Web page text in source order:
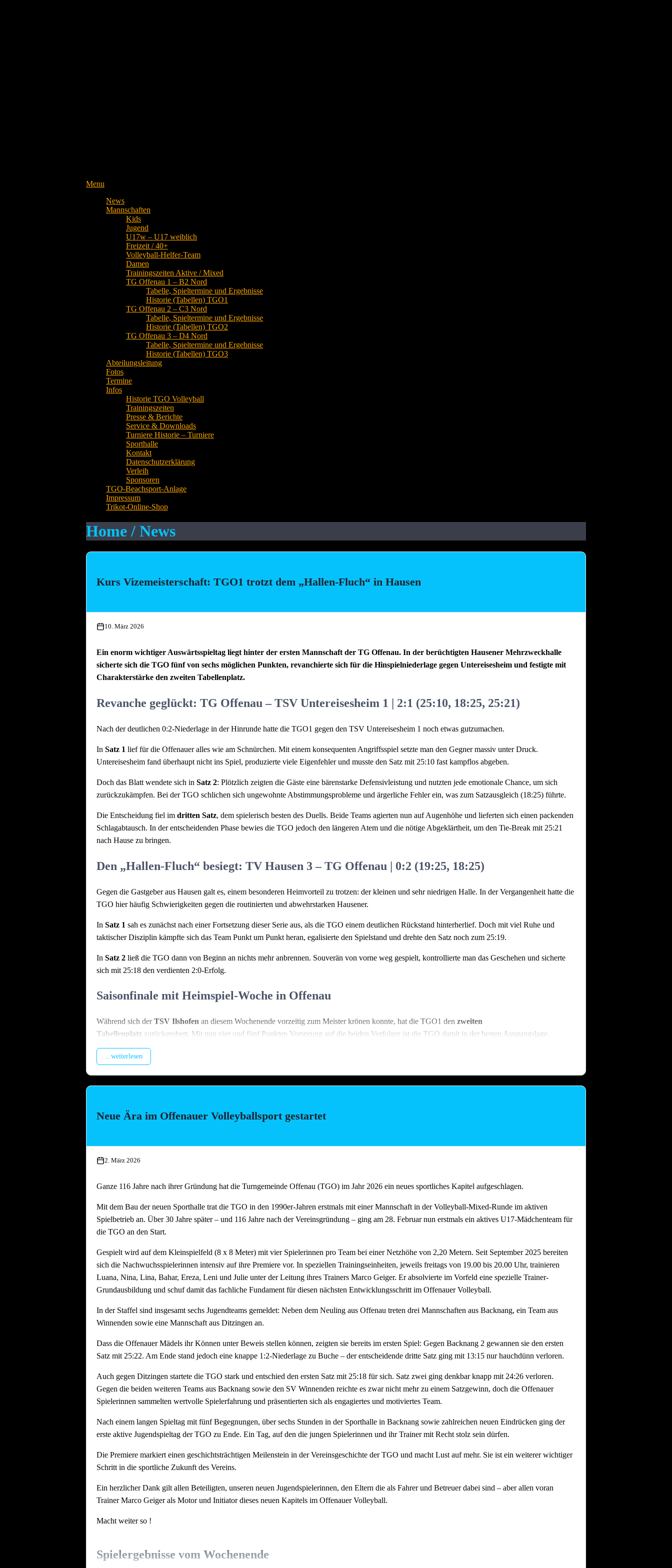
Menu
News
Mannschaften
Kids
Jugend
U17w – U17 weiblich
Freizeit / 40+
Volleyball-Helfer-Team
Damen
Trainingszeiten Aktive / Mixed
TG Offenau 1 – B2 Nord
Tabelle, Spieltermine und Ergebnisse
Historie (Tabellen) TGO1
TG Offenau 2 – C3 Nord
Tabelle, Spieltermine und Ergebnisse
Historie (Tabellen) TGO2
TG Offenau 3 – D4 Nord
Tabelle, Spieltermine und Ergebnisse
Historie (Tabellen) TGO3
Abteilungsleitung
Fotos
Termine
Infos
Historie TGO Volleyball
Trainingszeiten
Presse & Berichte
Service & Downloads
Turniere Historie – Turniere
Sporthalle
Kontakt
Datenschutzerklärung
Verleih
Sponsoren
TGO-Beachsport-Anlage
Impressum
Trikot-Online-Shop
Home / News
Kurs Vizemeisterschaft: TGO1 trotzt dem „Hallen-Fluch“ in Hausen
10. März 2026
Ein enorm wichtiger Auswärtsspieltag liegt hinter der ersten Mannschaft der TG Offenau. In der berüchtigten Hausener Mehrzweckhalle
sicherte sich die TGO fünf von sechs möglichen Punkten, revanchierte sich für die Hinspielniederlage gegen Untereisesheim und festigte mit
Charakterstärke den zweiten Tabellenplatz.
Revanche geglückt: TG Offenau – TSV Untereisesheim 1 | 2:1 (25:10, 18:25, 25:21)
Nach der deutlichen 0:2-Niederlage in der Hinrunde hatte die TGO1 gegen den TSV Untereisesheim 1 noch etwas gutzumachen.
In Satz 1 lief für die Offenauer alles wie am Schnürchen. Mit einem konsequenten Angriffsspiel setzte man den Gegner massiv unter Druck.
Untereisesheim fand überhaupt nicht ins Spiel, produzierte viele Eigenfehler und musste den Satz mit 25:10 fast kampflos abgeben.
Doch das Blatt wendete sich in Satz 2: Plötzlich zeigten die Gäste eine bärenstarke Defensivleistung und nutzten jede emotionale Chance, um sich
zurückzukämpfen. Bei der TGO schlichen sich ungewohnte Abstimmungsprobleme und ärgerliche Fehler ein, was zum Satzausgleich (18:25) führte.
Die Entscheidung fiel im dritten Satz, dem spielerisch besten des Duells. Beide Teams agierten nun auf Augenhöhe und lieferten sich einen packenden
Schlagabtausch. In der entscheidenden Phase bewies die TGO jedoch den längeren Atem und die nötige Abgeklärtheit, um den Tie-Break mit 25:21
nach Hause zu bringen.
Den „Hallen-Fluch“ besiegt: TV Hausen 3 – TG Offenau | 0:2 (19:25, 18:25)
Gegen die Gastgeber aus Hausen galt es, einem besonderen Heimvorteil zu trotzen: der kleinen und sehr niedrigen Halle. In der Vergangenheit hatte die
TGO hier häufig Schwierigkeiten gegen die routinierten und abwehrstarken Hausener.
In Satz 1 sah es zunächst nach einer Fortsetzung dieser Serie aus, als die TGO einem deutlichen Rückstand hinterherlief. Doch mit viel Ruhe und
taktischer Disziplin kämpfte sich das Team Punkt um Punkt heran, egalisierte den Spielstand und drehte den Satz noch zum 25:19.
In Satz 2 ließ die TGO dann von Beginn an nichts mehr anbrennen. Souverän von vorne weg gespielt, kontrollierte man das Geschehen und sicherte
sich mit 25:18 den verdienten 2:0-Erfolg.
Saisonfinale mit Heimspiel-Woche in Offenau
Während sich derTSV Ilshofen an diesem Wochenende vorzeitig zum Meister krönen konnte, hat die TGO1 den zweiten
Tabellenplatz zurückerobert. Mit nun vier und fünf Punkten Vorsprung auf die beiden Verfolger ist die TGO damit in der besten Ausgangslage.
Der letzte Spieltag verspricht aber nochmal pure Spannung: Am
frischgebackenen Meister aus Ilshofen als auch den direkten Verfolger Lehrensteinsfeld im Kampf um die Vizemeisterschaft.
Doch auch bei den anderen Mannschaften ist noch einiges drin:
Chance, sich mit einem starken Abschluss noch auf den4. Tabellenplatz
klar: Den3. Platzerobern und die Saison auf dem Podium beenden!
amFreitag, den 13.03. um 20:30 Uhr, dieSG Weissach im Tal.
Die Gäste sind ein absolutes Top-Team im Mixed-Volleyball: Achter bei den Süddeutschen Meisterschaften, Vize-Württembergischer Meister und
abzuverlangen.
Kommt vorbei und unterstützt unsere Teams in dieser entscheidenden Saisonphase! Der Eintritt zu allen Heimspielen ist frei.
...weiterlesen
Neue Ära im Offenauer Volleyballsport gestartet
2. März 2026
Ganze 116 Jahre nach ihrer Gründung hat die Turngemeinde Offenau (TGO) im Jahr 2026 ein neues sportliches Kapitel aufgeschlagen.
Mit dem Bau der neuen Sporthalle trat die TGO in den 1990er-Jahren erstmals mit einer Mannschaft in der Volleyball-Mixed-Runde im aktiven
Spielbetrieb an. Über 30 Jahre später – und 116 Jahre nach der Vereinsgründung – ging am 28. Februar nun erstmals ein aktives U17-Mädchenteam für
die TGO an den Start.
Gespielt wird auf dem Kleinspielfeld (8 x 8 Meter) mit vier Spielerinnen pro Team bei einer Netzhöhe von 2,20 Metern. Seit September 2025 bereiten
sich die Nachwuchsspielerinnen intensiv auf ihre Premiere vor. In speziellen Trainingseinheiten, jeweils freitags von 19.00 bis 20.00 Uhr, trainieren
Luana, Nina, Lina, Bahar, Ereza, Leni und Julie unter der Leitung ihres Trainers Marco Geiger. Er absolvierte im Vorfeld eine spezielle Trainer-
Grundausbildung und schuf damit das fachliche Fundament für diesen nächsten Entwicklungsschritt im Offenauer Volleyball.
In der Staffel sind insgesamt sechs Jugendteams gemeldet: Neben dem Neuling aus Offenau treten drei Mannschaften aus Backnang, ein Team aus
Winnenden sowie eine Mannschaft aus Ditzingen an.
Dass die Offenauer Mädels ihr Können unter Beweis stellen können, zeigten sie bereits im ersten Spiel: Gegen Backnang 2 gewannen sie den ersten
Satz mit 25:22. Am Ende stand jedoch eine knappe 1:2-Niederlage zu Buche – der entscheidende dritte Satz ging mit 13:15 nur hauchdünn verloren.
Auch gegen Ditzingen startete die TGO stark und entschied den ersten Satz mit 25:18 für sich. Satz zwei ging denkbar knapp mit 24:26 verloren.
Gegen die beiden weiteren Teams aus Backnang sowie den SV Winnenden reichte es zwar nicht mehr zu einem Satzgewinn, doch die Offenauer
Spielerinnen sammelten wertvolle Spielerfahrung und präsentierten sich als engagiertes und motiviertes Team.
Nach einem langen Spieltag mit fünf Begegnungen, über sechs Stunden in der Sporthalle in Backnang sowie zahlreichen neuen Eindrücken ging der
erste aktive Jugendspieltag der TGO zu Ende. Ein Tag, auf den die jungen Spielerinnen und ihr Trainer mit Recht stolz sein dürfen.
Die Premiere markiert einen geschichtsträchtigen Meilenstein in der Vereinsgeschichte der TGO und macht Lust auf mehr. Sie ist ein weiterer wichtiger
Schritt in die sportliche Zukunft des Vereins.
Ein herzlicher Dank gilt allen Beteiligten, unseren neuen Jugendspielerinnen, den Eltern die als Fahrer und Betreuer dabei sind – aber allen voran
Trainer Marco Geiger als Motor und Initiator dieses neuen Kapitels im Offenauer Volleyball.
Macht weiter so !
Spielergebnisse vom Wochenende